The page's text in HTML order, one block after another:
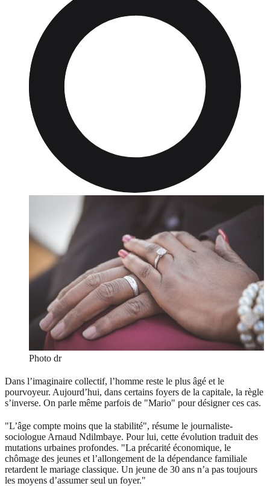
Photo dr
Dans l’imaginaire collectif, l’homme reste le plus âgé et le
pourvoyeur. Aujourd’hui, dans certains foyers de la capitale, la règle
s’inverse. On parle même parfois de "Mario" pour désigner ces cas.
"L’âge compte moins que la stabilité", résume le journaliste-
sociologue Arnaud Ndilmbaye. Pour lui, cette évolution traduit des
mutations urbaines profondes. "La précarité économique, le
chômage des jeunes et l’allongement de la dépendance familiale
retardent le mariage classique. Un jeune de 30 ans n’a pas toujours
les moyens d’assumer seul un foyer."